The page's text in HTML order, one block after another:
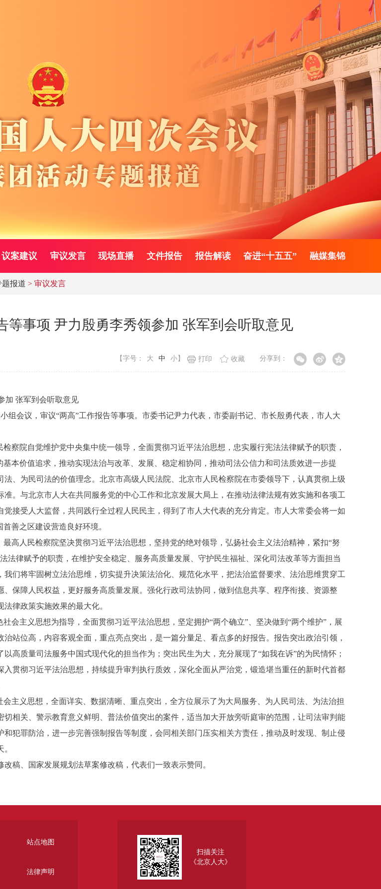
议案建议 审议发言 现场直播 文件报告 报告解读 奋进“十五五” 融媒集锦
报道 > 审议发言
等事项 尹力殷勇李秀领参加 张军到会听取意见
分享到：
【字号： 大 中 小 】 收藏
打印
张军到会听取意见
会议，审议“两高”工作报告等事项。市委书记尹力代表，市委副书记、市长殷勇代表，市人大
院自觉维护党中央集中统一领导，全面贯彻习近平法治思想，忠实履行宪法法律赋予的职责，
本价值追求，推动实现法治与改革、发展、稳定相协同，推动司法公信力和司法质效进一步提
、为民司法的价值理念。北京市高级人民法院、北京市人民检察院在市委领导下，认真贯彻上级
。与北京市人大在共同服务党的中心工作和北京发展大局上，在推动法律法规有效实施和各项工
接受人大监督，共同践行全过程人民民主，得到了市人大代表的充分肯定。市人大常委会将一如
善之区建设营造良好环境。
人民检察院坚决贯彻习近平法治思想，坚持党的绝对领导，弘扬社会主义法治精神，紧扣“努
法律赋予的职责，在维护安全稳定、服务高质量发展、守护民生福祉、深化司法改革等方面担当
们将牢固树立法治思维，切实提升决策法治化、规范化水平，把法治监督要求、法治思维贯穿工
保障人民权益，更好服务高质量发展。强化行政司法协同，做到信息共享、程序衔接、资源整
律政策实施效果的最大化。
主义思想为指导，全面贯彻习近平法治思想，坚定拥护“两个确立”、坚决做到“两个维护”，展
站位高，内容客观全面，重点亮点突出，是一篇分量足、看点多的好报告。报告突出政治引领，
高质量司法服务中国式现代化的担当作为；突出民生为大，充分展现了“如我在诉”的为民情怀；
贯彻习近平法治思想，持续提升审判执行质效，深化全面从严治党，锻造堪当重任的新时代首都
义思想，全面详实、数据清晰、重点突出，全方位展示了为大局服务、为人民司法、为法治担
相关、警示教育意义鲜明、普法价值突出的案件，适当加大开放旁听庭审的范围，让司法审判能
犯罪防治，进一步完善强制报告等制度，会同相关部门压实相关方责任，推动及时发现、制止侵
、国家发展规划法草案修改稿，代表们一致表示赞同。
扫描关注
《北京人大》
站点地图
法律声明